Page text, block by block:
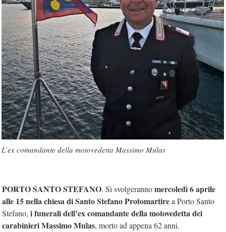
L’ex comandante della motovedetta Massimo Mulas
PORTO SANTO STEFANO. Si svolgerannomercoledì 6 aprile
alle 15 nella chiesa di Santo Stefano Protomartirea Porto Santo
Stefano, i funerali dell’ex comandante della motovedetta dei
carabinieri Massimo Mulas, morto ad appena 62 anni.